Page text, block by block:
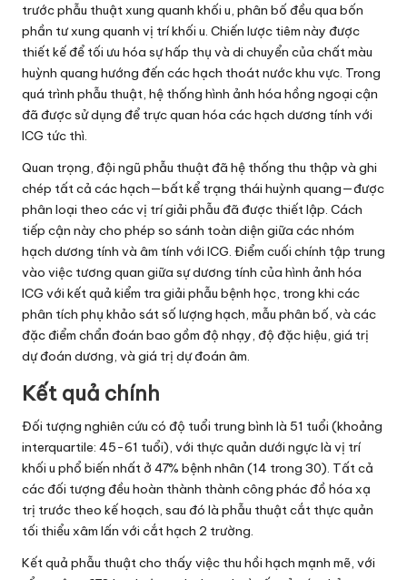
trước phẫu thuật xung quanh khối u, phân bố đều qua bốn
phần tư xung quanh vị trí khối u. Chiến lược tiêm này được
thiết kế để tối ưu hóa sự hấp thụ và di chuyển của chất màu
huỳnh quang hướng đến các hạch thoát nước khu vực. Trong
quá trình phẫu thuật, hệ thống hình ảnh hóa hồng ngoại cận
đã được sử dụng để trực quan hóa các hạch dương tính với
ICG tức thì.
Quan trọng, đội ngũ phẫu thuật đã hệ thống thu thập và ghi
chép tất cả các hạch—bất kể trạng thái huỳnh quang—được
phân loại theo các vị trí giải phẫu đã được thiết lập. Cách
tiếp cận này cho phép so sánh toàn diện giữa các nhóm
hạch dương tính và âm tính với ICG. Điểm cuối chính tập trung
vào việc tương quan giữa sự dương tính của hình ảnh hóa
ICG với kết quả kiểm tra giải phẫu bệnh học, trong khi các
phân tích phụ khảo sát số lượng hạch, mẫu phân bố, và các
đặc điểm chẩn đoán bao gồm độ nhạy, độ đặc hiệu, giá trị
dự đoán dương, và giá trị dự đoán âm.
Kết quả chính
Đối tượng nghiên cứu có độ tuổi trung bình là 51 tuổi (khoảng
interquartile: 45-61 tuổi), với thực quản dưới ngực là vị trí
khối u phổ biến nhất ở 47% bệnh nhân (14 trong 30). Tất cả
các đối tượng đều hoàn thành thành công phác đồ hóa xạ
trị trước theo kế hoạch, sau đó là phẫu thuật cắt thực quản
tối thiểu xâm lấn với cắt hạch 2 trường.
Kết quả phẫu thuật cho thấy việc thu hồi hạch mạnh mẽ, với